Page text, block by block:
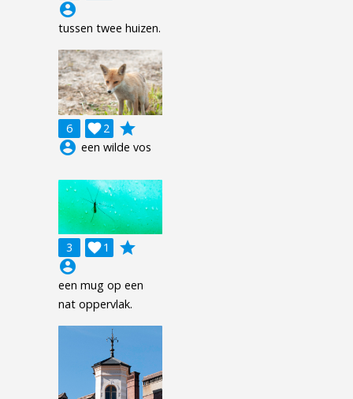
account_circle
tussen twee huizen.
6 2

grade
account_circle een wilde vos
3 1

grade
account_circle
een mug op een
nat oppervlak.